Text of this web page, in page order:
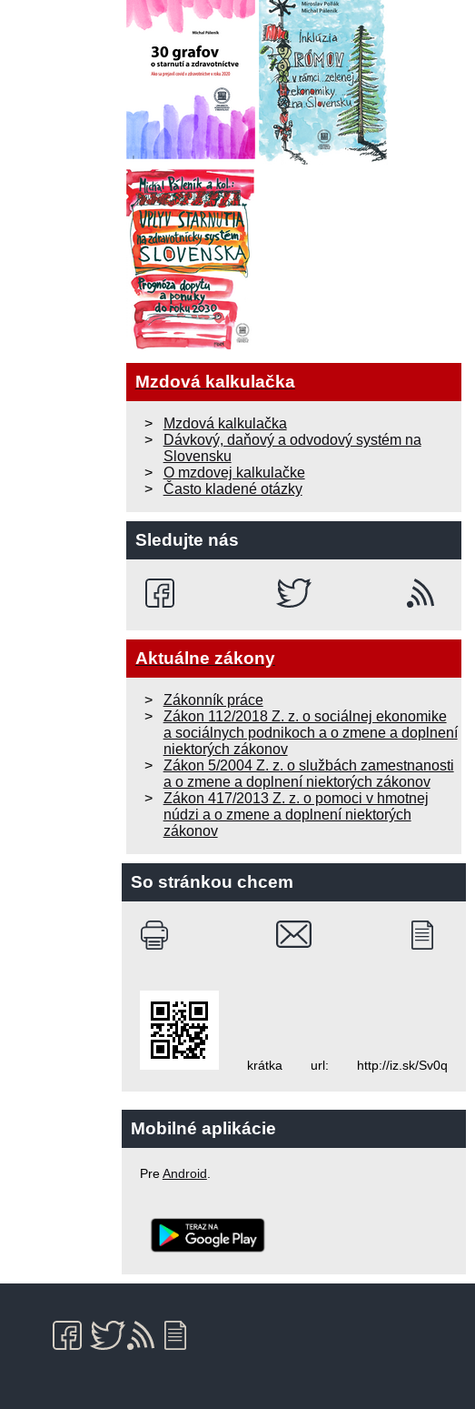
Mzdová kalkulačka
Mzdová kalkulačka
Dávkový, daňový a odvodový systém na
Slovensku
O mzdovej kalkulačke
Často kladené otázky
Sledujte nás
Aktuálne zákony
Zákonník práce
Zákon 112/2018 Z. z. o sociálnej ekonomike
a sociálnych podnikoch a o zmene a doplnení
niektorých zákonov
Zákon 5/2004 Z. z. o službách zamestnanosti
a o zmene a doplnení niektorých zákonov
Zákon 417/2013 Z. z. o pomoci v hmotnej
núdzi a o zmene a doplnení niektorých
zákonov
So stránkou chcem
krátka url: http://iz.sk/Sv0q
Mobilné aplikácie
PreAndroid